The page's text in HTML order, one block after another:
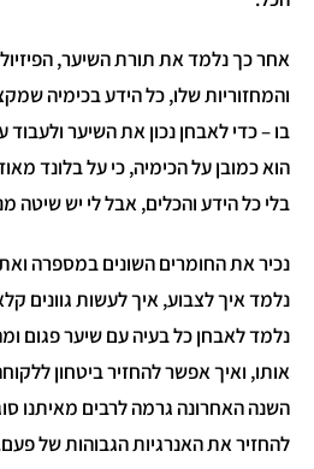
אחר כך נלמד את תורת השיער,
והמחזוריות שלו, כל הידע בכימיה
בו – כדי לאבחן נכון את השיער ולעבוד
הוא כמובן על הכימיה, כי על בלונד
בלי כל הידע והכלים, אבל לי יש שיטה
נכיר את החומרים השונים במספרה
נלמד איך לצבוע, איך לעשות גוונים
נלמד לאבחן כל בעיה עם שיער פגום
אותו, ואיך אפשר להחזיר ביטחון
השנה האחרונה גרמה לרבים מאיתנו
להחזיר את האנרגיות הגבוהות של